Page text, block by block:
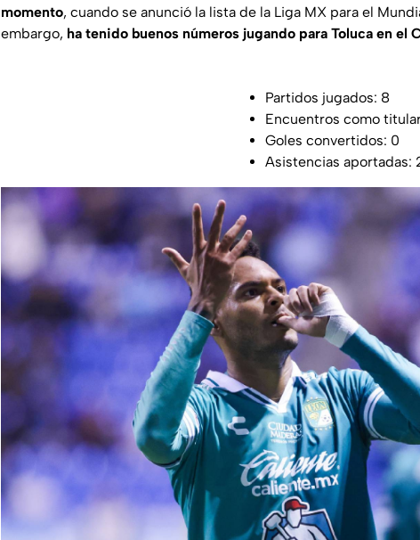
momento, cuando se anunció la lista de la Liga MX para el
embargo, ha tenido buenos números jugando para Toluca en el
Partidos jugados: 8
Encuentros como
Goles convertidos: 0
Asistencias aportadas: